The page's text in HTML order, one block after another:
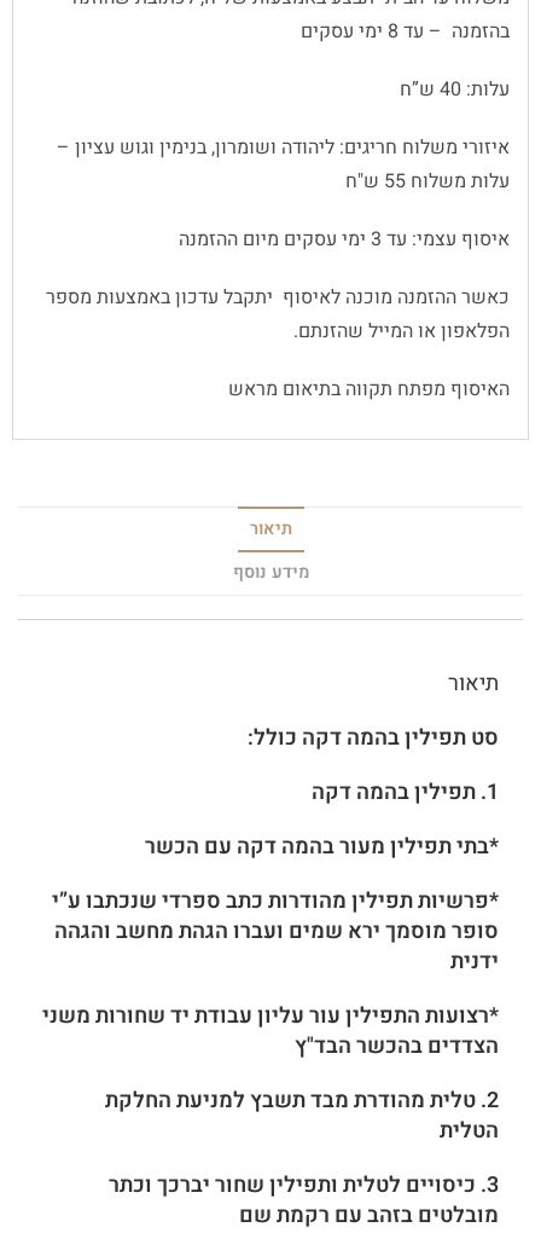
בהזמנה – עד 8 ימי עסקים
עלות: 40 ש”ח
איזורי משלוח חריגים: ליהודה ושומרון, בנימין וגוש עציון –
עלות משלוח 55 ש"ח
איסוף עצמי: עד 3 ימי עסקים מיום ההזמנה
כאשר ההזמנה מוכנה לאיסוף יתקבל עדכון באמצעות מספר
הפלאפון או המייל שהזנתם.
האיסוף מפתח תקווה בתיאום מראש
תיאור
מידע נוסף
תיאור
סט תפילין בהמה דקה כולל:
1. תפילין בהמה דקה
*בתי תפילין מעור בהמה דקה עם הכשר
*פרשיות תפילין מהודרות כתב ספרדי שנכתבו ע”י
סופר מוסמך ירא שמים ועברו הגהת מחשב והגהה
ידנית
*רצועות התפילין עור עליון עבודת יד שחורות משני
הצדדים בהכשר הבד"ץ
2. טלית מהודרת מבד תשבץ למניעת החלקת
הטלית
3. כיסויים לטלית ותפילין שחור יברכך וכתר
מובלטים בזהב עם רקמת שם